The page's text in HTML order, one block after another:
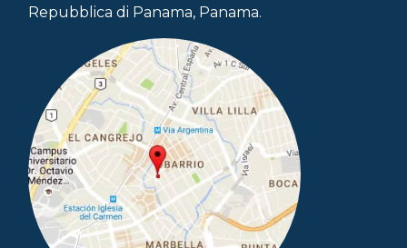
Repubblica di Panama, Panama.